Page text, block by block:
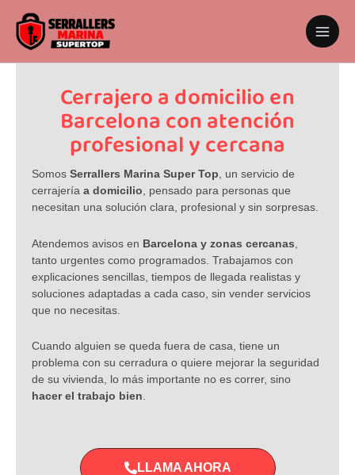
contenido
Cerrajero a domicilio en
Barcelona con atención
profesional y cercana
Somos Serrallers Marina Super Top , un servicio de
cerrajería a domicilio , pensado para personas que
necesitan una solución clara, profesional y sin sorpresas.
Atendemos avisos en Barcelona y zonas cercanas
tanto urgentes como programados. Trabajamos con
explicaciones sencillas, tiempos de llegada realistas y
soluciones adaptadas a cada caso, sin vender servicios
que no necesitas.
Cuando alguien se queda fuera de casa, tiene un
problema con su cerradura o quiere mejorar la seguridad
de su vivienda, lo más importante no es correr, sino
hacer el trabajo bien
LLAMA AHORA